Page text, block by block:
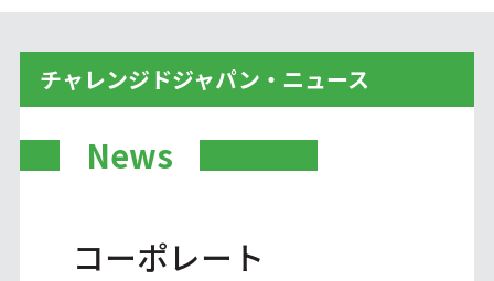
チャレンジドジャパン・ニュース
News
コーポレート